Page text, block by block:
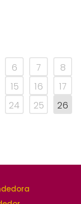
6 7
8
15 16
17
24 25
26